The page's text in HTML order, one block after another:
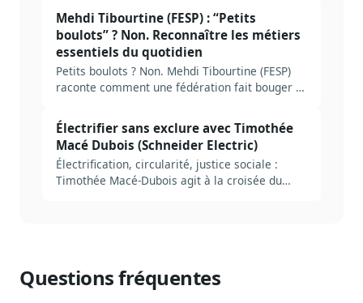
Mehdi Tibourtine (FESP) : “Petits
boulots” ? Non. Reconnaître les métiers
essentiels du quotidien
Petits boulots ? Non. Mehdi Tibourtine (FESP)
raconte comment une fédération fait bouger la
Électrifier sans exclure avec Timothée
Macé Dubois (Schneider Electric)
Électrification, circularité, justice sociale :
Timothée Macé-Dubois agit à la croisée du
Questions fréquentes